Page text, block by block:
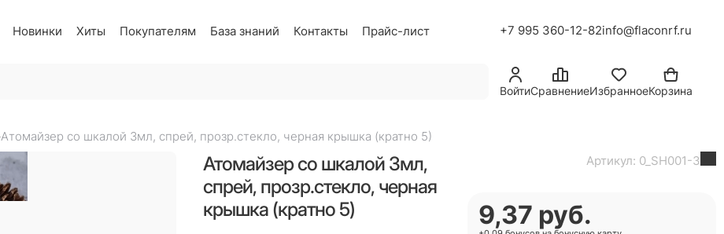
Новинки Хиты Покупателям База знаний Контакты Прайс-лист +7 995 360-12-82info@flaconrf.ru
ВойтиСравнениеИзбранноеКорзина
Атомайзер со шкалой 3мл, спрей, прозр.стекло, черная крышка (кратно 5)
Атомайзер со шкалой 3мл,
спрей, прозр.стекло, черная
крышка (кратно 5)
Артикул: 0_SH001-3
9,37 руб.